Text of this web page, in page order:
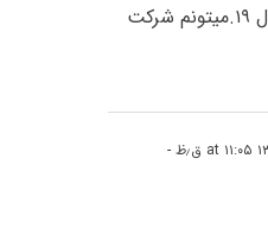
ناپیوسته ۴ ترمه معدل ۱۹.میتونم شرکت
-